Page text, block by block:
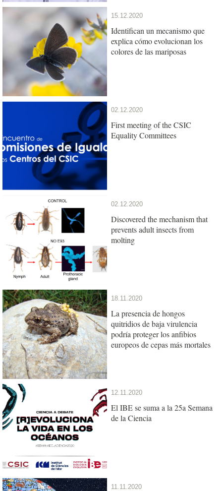
15.12.2020
Identifican un mecanismo que
explica cómo evolucionan los
colores de las mariposas
02.12.2020
First meeting of the CSIC
Equality Committees
02.12.2020
Discovered the mechanism that
prevents adult insects from
molting
18.11.2020
La presencia de hongos
quitridios de baja virulencia
podría proteger los anfibios
europeos de cepas más mortales
12.11.2020
El IBE se suma a la 25a Semana
de la Ciencia
11.11.2020